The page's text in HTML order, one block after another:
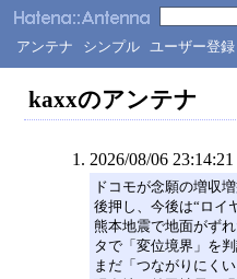
アンテナ シンプル ユーザー登録
kaxxのアンテナ
2026/08/06 23:14:21
ドコモが念願の増収
後押し、今後は“ロイ
熊本地震で地面がず
タで「変位境界」を
まだ「つながりにく